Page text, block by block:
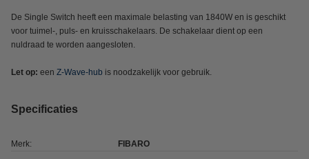
De Single Switch heeft een maximale belasting van 1840W en is geschikt
voor tuimel-, puls- en kruisschakelaars. De schakelaar dient op een
nuldraad te worden aangesloten.
Let op: een Z-Wave-hub is noodzakelijk voor gebruik.
Specificaties
Merk: FIBARO